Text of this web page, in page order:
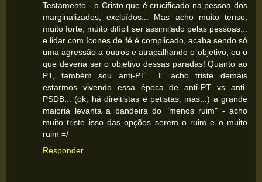
Testamento - o Cristo que é crucificado na pessoa dos
marginalizados, excluídos... Mas acho muito tenso,
muito forte, muito difícil ser assimilado pelas pessoas...
e lidar com ícones de fé é complicado, acaba sendo só
uma agressão a outros e atrapalhando o objetivo, ou o
que deveria ser o objetivo dessas paradas! Quanto ao
PT, também sou anti-PT... E acho triste demais
estarmos vivendo essa época de anti-PT vs anti-
PSDB... (ok, há direitistas e petistas, mas...) a grande
maioria levanta a bandeira do "menos ruim" - acho
muito triste isso das opções serem o ruim e o muito
ruim =/
Responder